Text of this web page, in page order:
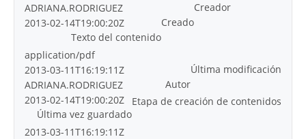
Creador
ADRIANA.RODRIGUEZ
Creado
2013-02-14T19:00:20Z
Texto del contenido
application/pdf
Última modificación
2013-03-11T16:19:11Z
Autor
ADRIANA.RODRIGUEZ
Etapa de creación de contenidos
2013-02-14T19:00:20Z
Última vez guardado
2013-03-11T16:19:11Z